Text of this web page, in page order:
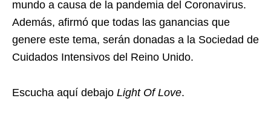
mundo a causa de la pandemia del Coronavirus.
Además, afirmó que todas las ganancias que
genere este tema, serán donadas a la Sociedad de
Cuidados Intensivos del Reino Unido.
Escucha aquí debajo Light Of Love.